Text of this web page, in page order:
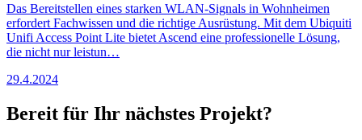
Das Bereitstellen eines starken WLAN-Signals in Wohnheimen
erfordert Fachwissen und die richtige Ausrüstung. Mit dem Ubiquiti
Unifi Access Point Lite bietet Ascend eine professionelle Lösung,
die nicht nur leistun…
29.4.2024
Bereit für Ihr nächstes Projekt?